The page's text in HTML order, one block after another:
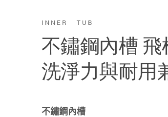
INNER TUB
不鏽鋼內槽
洗淨力與耐用
不鏽鋼內槽